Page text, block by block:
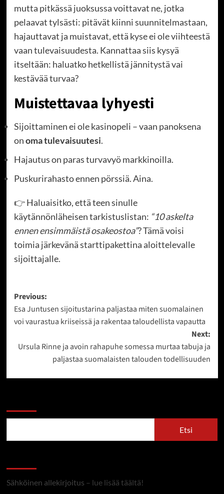
mutta pitkässä juoksussa voittavat ne, jotka
pelaavat tylsästi: pitävät kiinni suunnitelmastaan,
hajauttavat ja muistavat, että kyse ei ole viihteestä
vaan tulevaisuudesta. Kannattaa siis kysyä
itseltään: haluatko hetkellistä jännitystä vai
kestävää turvaa?
Muistettavaa lyhyesti
Sijoittaminen ei ole kasinopeli – vaan panoksena
onoma tulevaisuutesi.
Hajautus on paras turvavyö markkinoilla.
Puskurirahasto ennen pörssiä. Aina.
👉 Haluaisitko, että teen sinulle
käytännönläheisen tarkistuslistan: “10 askelta
ennen ensimmäistä osakeostoa”? Tämä voisi
toimia järkevänä starttipakettina aloittelevalle
sijoittajalle.
Post
navigation
Previous:
Esa Juntusen sijoitustarina paljastaa miten suomalainen
voi vaurastua kriiseissä ja rakentaa taloudellista vapautta
Next:
Ursula Rinne ja avoin rahapuhe somessa murtaa tabuja ja
paljastaa suomalaisten talouden todellisuuden
Etsi
Sähköinen allekirjoitus – lue lisää täältä!